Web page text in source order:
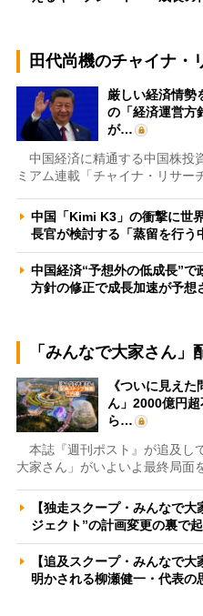
田代尚機のチャイナ・
厳しい経済情勢
の「経済運営
が…
中国経済に精通する中国株投
ミアム連載「チャイナ・リサー
中国「Kimi K3」の衝撃に世
長官が検討する「蒸留を行
中国経済“予想外の低成長”
方針の修正で成長加速が予
「みんなで大家さん
《ついに見え
ん」2000億円
ら…
本誌『週刊ポスト』が追及し
大家さん」がいよいよ最終局面
【独走スクープ・みんなで
ジェクト”の計画変更の裏で
【追及スクープ・みんなで
明かされる柳瀬健一・代表